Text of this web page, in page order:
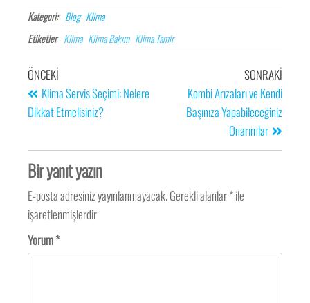
Kategori: Blog Klima
Etiketler Klima Klima Bakım Klima Tamir
ÖNCEKI
Klima Servis Seçimi: Nelere
Dikkat Etmelisiniz?
SONRAKI
Kombi Arızaları ve Kendi
Başınıza Yapabileceğiniz
Onarımlar
Bir yanıt yazın
E-posta adresiniz yayınlanmayacak.Gerekli alanlar*ile
işaretlenmişlerdir
Yorum*